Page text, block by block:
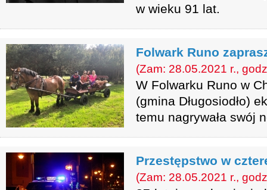
w wieku 91 lat.
Folwark Runo
(Zam: 28.05.2021 r.,
W Folwarku Runo w
(gmina Długosiodło)
temu nagrywała swój
Przestępstwo w
(Zam: 28.05.2021 r.,